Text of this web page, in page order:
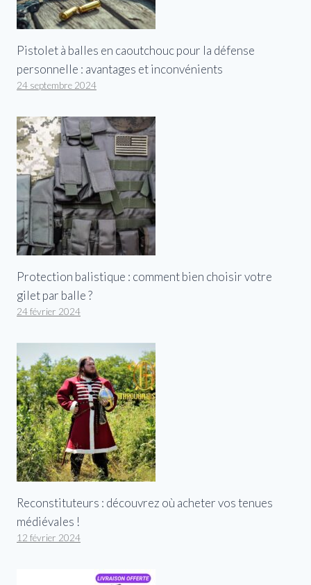
Pistolet à balles en caoutchouc pour la défense
personnelle : avantages et inconvénients
24 septembre 2024
Protection balistique : comment bien choisir votre
gilet par balle ?
24 février 2024
Reconstituteurs : découvrez où acheter vos tenues
médiévales !
12 février 2024